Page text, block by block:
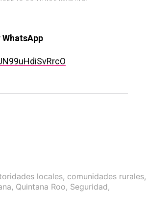
locales, comunidades rurales,
, Quintana Roo, Seguridad,